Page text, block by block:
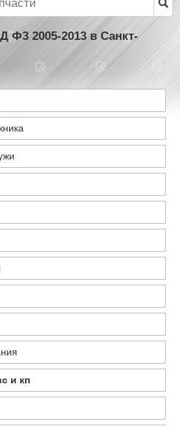
Ф3 2005-2013 в Санкт-
и кп